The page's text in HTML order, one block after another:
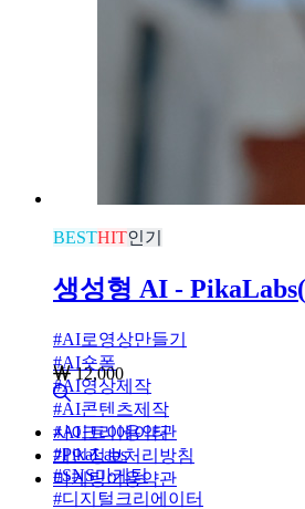
BESTHIT인기
생성형 AI -
#AI로영상만들기
#AI숏폼
#AI영상제작
#AI콘텐츠제작
#AI크리에이터
#PikaLabs
#SNS마케팅
#디지털크리에이터
12,000
사이트이용약관
개인정보처리방침
마케팅이용약관